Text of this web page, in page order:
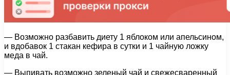
— Возможно разбавить диету 1 яблоком или апельсином,
и вдобавок 1 стакан кефира в сутки и 1 чайную ложку
меда в чай.
— Выпивать возможно зеленый чай и свежесваренный